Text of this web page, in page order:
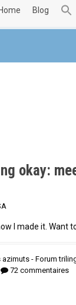
home blog
okay:
I made it. Want
azimuts - Forum
72 commentaires